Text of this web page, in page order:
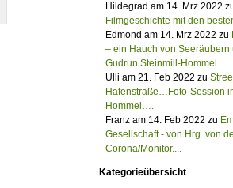
Hildegrad am 14. Mrz 2022
Filmgeschichte mit den
Edmond am 14. Mrz 2022 zu
– ein Hauch von
Gudrun Steinmill-Hommel…
Ulli am 21. Feb 2022 zu
Hafenstraße…Foto-Session
Hommel….
Franz am 14. Feb 2022 zu
Gesellschaft - von Hrg. von
Corona/Monitor....
Kategorieübersicht